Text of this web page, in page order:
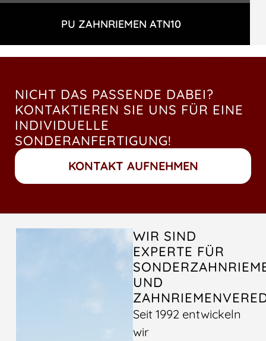
PU ZAHNRIEMEN ATN10
NICHT DAS PASSENDE DABEI?
KONTAKTIEREN SIE UNS FÜR EINE
INDIVIDUELLE
SONDERANFERTIGUNG!
KONTAKT AUFNEHMEN
WIR SIND
EXPERTE FÜR
UND
Seit 1992 entwickeln
wir